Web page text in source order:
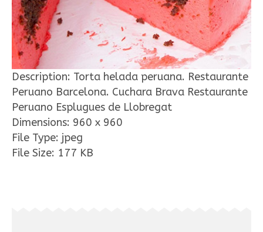
Description: Torta helada peruana. Restaurante
Peruano Barcelona. Cuchara Brava Restaurante
Peruano Esplugues de Llobregat
Dimensions: 960 x 960
File Type: jpeg
File Size: 177 KB